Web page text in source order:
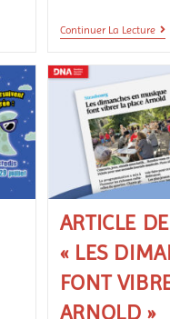
Continuer La Lecture
ARTICLE
« LES
FONT
ARNOLD »